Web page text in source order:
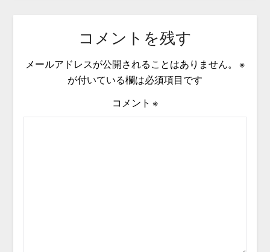
コメントを残す
メールアドレスが公開されることはありません。
※
が付いている欄は必須項目です
コメント ※